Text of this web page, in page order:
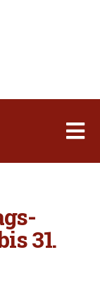
31.